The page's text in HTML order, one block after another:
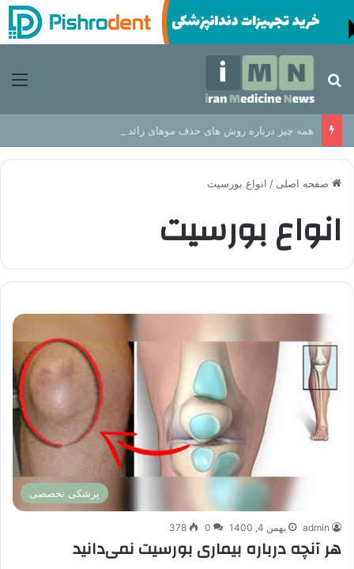
جستجو برای
همه چیز درباره روش های حذف موهای زائد از مزایا تا عوارض
صفحه اصلی / انواع بورسیت
انواع بورسیت
پزشکی تخصصی
admin بهمن 4, 1400 0
378
هر آنچه درباره بیماری بورسیت نمی‌دانید